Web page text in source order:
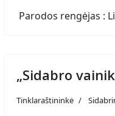
Parodos rengėjas :
„Sidabro
Tinklaraštininkė